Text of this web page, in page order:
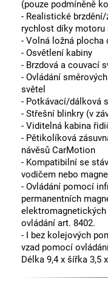
(pouze podmíněně
- Realistické
rychlost díky
- Volná ložná plocha
- Osvětlení kabiny
- Brzdová a couvací
- Ovládání
světel
- Potkávací/dálková
- Střešní blinkry (v
- Viditelná kabina
- Pětikolíková
návěsů CarMotion
- Kompatibilní se
vodičem nebo
- Ovládání pomocí
permanentních
ovládání art. 8402.
- I bez kolejových
vzad pomocí
Délka 9,4 x šířka 3,5